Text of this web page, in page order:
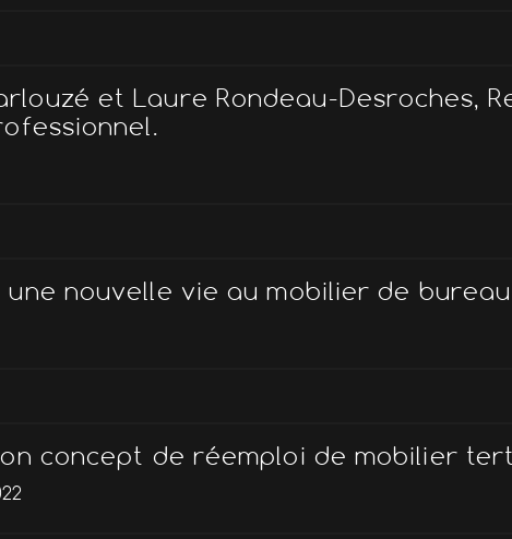
et Laure Rondeau-Desroches,
une nouvelle vie au mobilier de
concept de réemploi de mobilier